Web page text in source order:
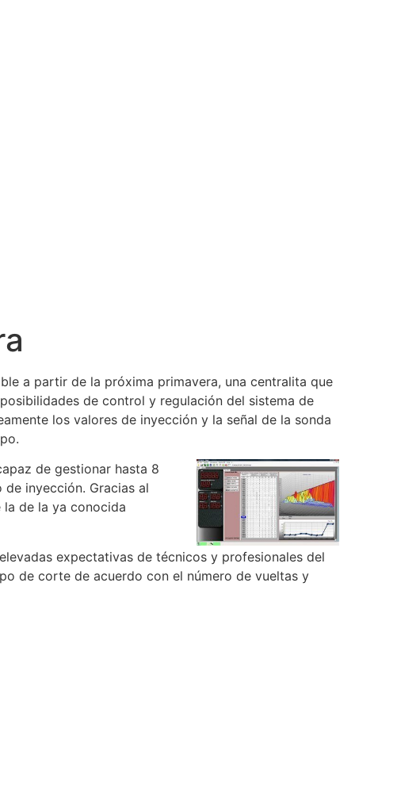
a partir de la próxima primavera, una centralita que
de control y regulación del sistema de
los valores de inyección y la señal de la sonda
de gestionar hasta 8
inyección. Gracias al
de la ya conocida
expectativas de técnicos y profesionales del
de corte de acuerdo con el número de vueltas y